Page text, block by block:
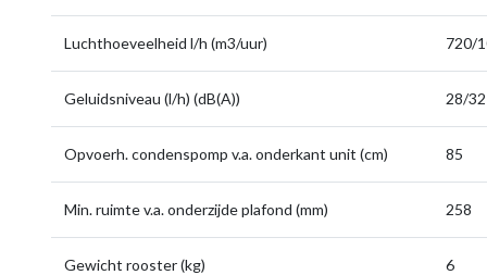
Luchthoeveelheid l/h (m3/uur) 720/
Geluidsniveau (l/h) (dB(A)) 28/32
Opvoerh. condenspomp v.a. onderkant unit (cm) 85
Min. ruimte v.a. onderzijde plafond (mm) 258
Gewicht rooster (kg) 6